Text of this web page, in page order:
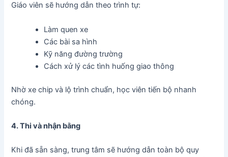
Giáo viên sẽ hướng dẫn theo trình tự:
Làm quen xe
Các bài sa hình
Kỹ năng đường trường
Cách xử lý các tình huống giao thông
Nhờ xe chip và lộ trình chuẩn, học viên tiến bộ nhanh
chóng.
4. Thi và nhận bằng
Khi đã sẵn sàng, trung tâm sẽ hướng dẫn toàn bộ quy